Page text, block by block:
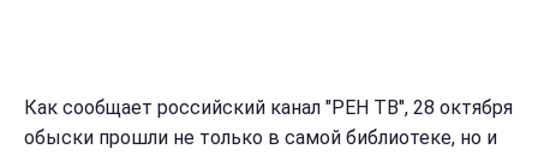
Как сообщает российский канал "РЕН ТВ", 28 октября
обыски прошли не только в самой библиотеке, но и